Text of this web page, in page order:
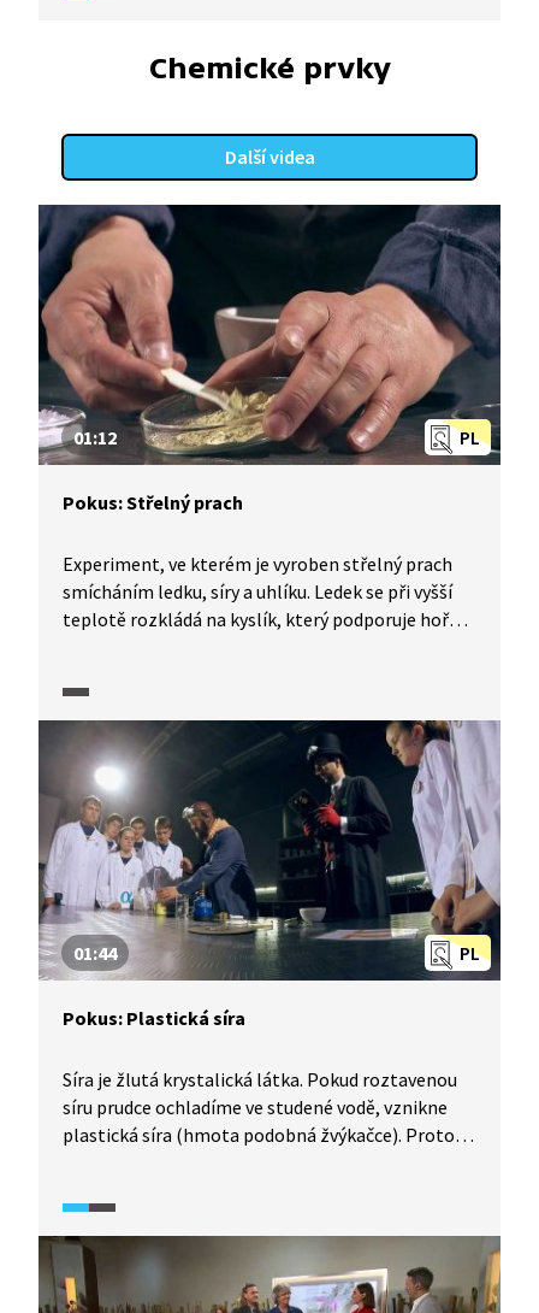
Chemické prvky
Další videa
PL
01:12
Pokus: Střelný prach
Experiment, ve kterém je vyroben střelný prach
smícháním ledku, síry a uhlíku. Ledek se při vyšší
teplotě rozkládá na kyslík, který podporuje hoření
PL
01:44
Pokus: Plastická síra
Síra je žlutá krystalická látka. Pokud roztavenou
síru prudce ochladíme ve studené vodě, vznikne
plastická síra (hmota podobná žvýkačce). Proto se